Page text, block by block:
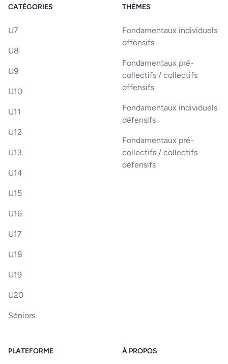
CATÉGORIES
U7
U8
U9
U10
U11
U12
U13
U14
U15
U16
U17
U18
U19
U20
Séniors
THÈMES
Fondamentaux individuels
offensifs
Fondamentaux pré-
collectifs / collectifs
offensifs
Fondamentaux individuels
défensifs
Fondamentaux pré-
collectifs / collectifs
défensifs
PLATEFORME À PROPOS